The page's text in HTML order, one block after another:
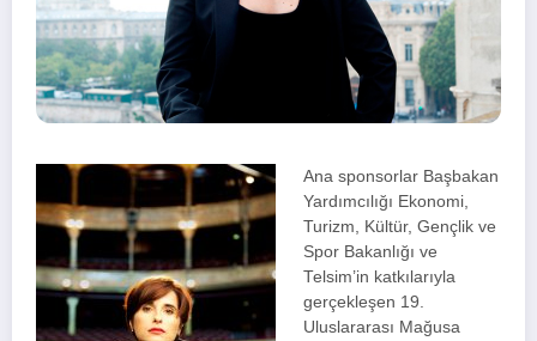
Ana sponsorlar Başbakan
Yardımcılığı Ekonomi,
Turizm, Kültür, Gençlik ve
Spor Bakanlığı ve
Telsim’in katkılarıyla
gerçekleşen 19.
Uluslararası Mağusa